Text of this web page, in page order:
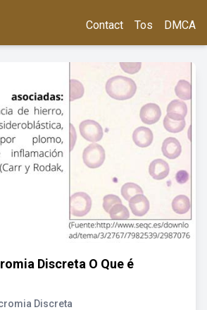
Contact Tos DMCA
Discreta O Que é
Discreta